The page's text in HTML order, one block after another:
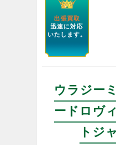
出張買取
迅速に対応
いたします。
ウラジー
ードロヴ
トジ